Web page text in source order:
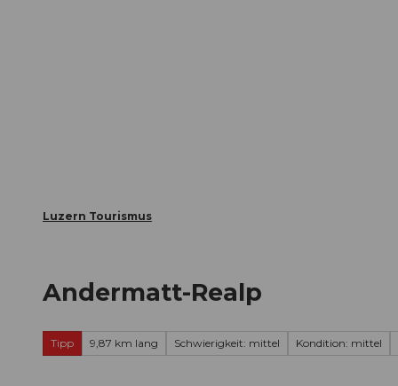
Luzern Tourismus
Andermatt-Realp
Tipp 9,87 km lang Schwierigkeit: mittel Kondition: mittel